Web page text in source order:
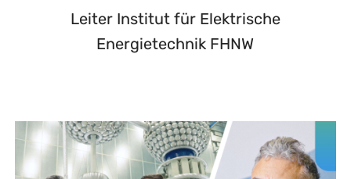
Leiter Institut für Elektrische
Energietechnik FHNW